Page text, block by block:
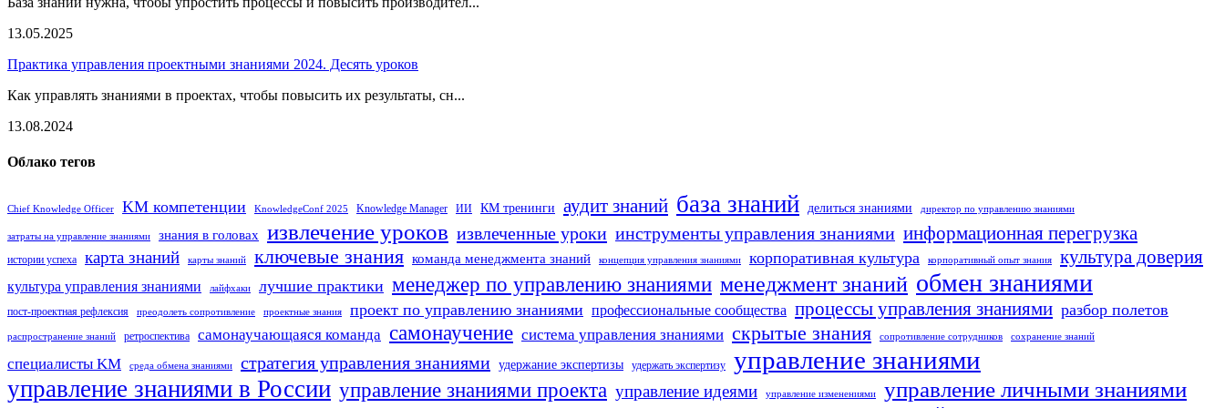
13.05.2025
Практика управления проектными знаниями 2024. Десять уроков
Как управлять знаниями в проектах, чтобы повысить их результаты, сн...
13.08.2024
Облако тегов
Chief Knowledge Officer KM компетенции KnowledgeConf 2025 Knowledge Manager ИИ КМ тренинги аудит знаний база знаний делиться знаниями директор по управлению знаниями
затраты на управление знаниями знания в головах извлечение уроков извлеченные уроки инструменты управления знаниями информационная перегрузка
истории успеха карта знаний карты знаний ключевые знания команда менеджмента знаний концепция управления знаниями корпоративная культура корпоративный опыт знания культура доверия
культура управления знаниями лайфхаки лучшие практики менеджер по управлению знаниями менеджмент знаний обмен знаниями
пост-проектная рефлексия преодолеть сопротивление проектные знания проект по управлению знаниями профессиональные сообщества процессы управления знаниями разбор полетов
распространение знаний ретроспектива самонаучающаяся команда самонаучение система управления знаниями скрытые знания сопротивление сотрудников сохранение знаний
специалисты KM среда обмена знаниями стратегия управления знаниями удержание экспертизы удержать экспертизу управление знаниями
управление знаниями в России управление знаниями проекта управление идеями управление изменениями управление личными знаниями